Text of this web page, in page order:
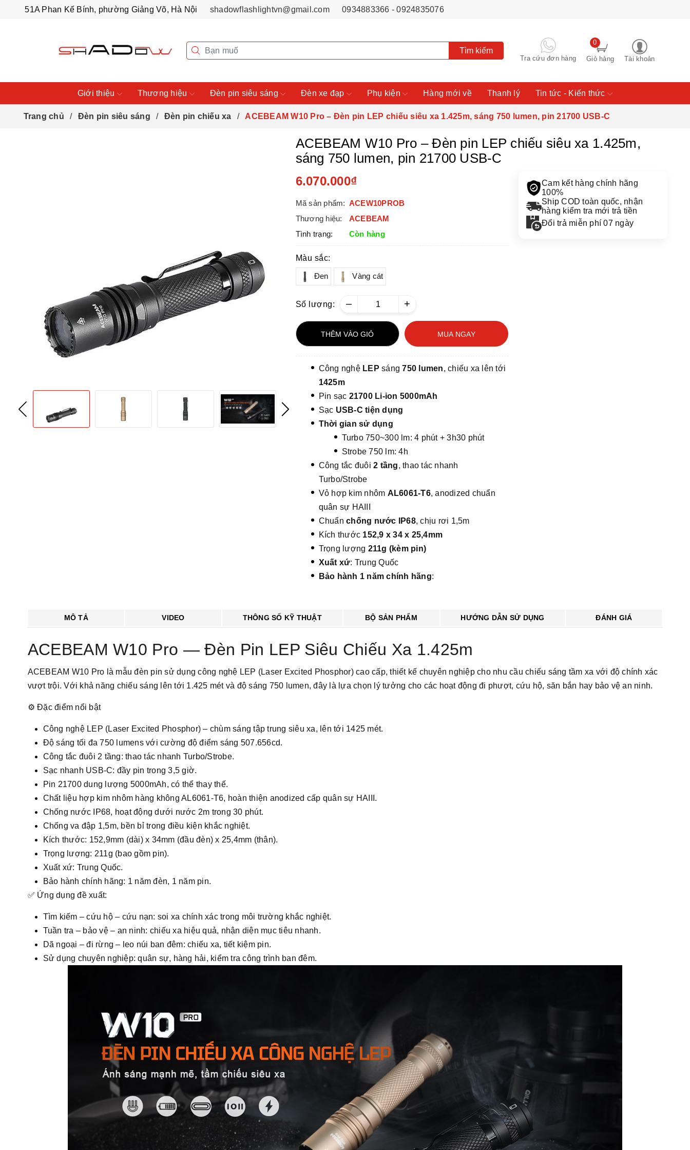
51A Phan Kế Bính, phường Giảng Võ, Hà Nội shadowflashlightvn@gmail.com 0934883366 - 0924835076
Tìm kiếm
Tài khoản
0
Giỏ hàng
Tra cứu đơn hàng
Giới thiệu Thương hiệu Đèn pin siêu sáng Đèn xe đạp Phụ kiện Hàng mới về Thanh lý Tin tức - Kiến thức
Trang chủ Đèn pin siêu sáng Đèn pin chiếu xa ACEBEAM W10 Pro – Đèn pin LEP chiếu siêu xa 1.425m, sáng 750 lumen, pin 21700 USB-C
ACEBEAM W10 Pro – Đèn pin LEP chiếu siêu xa 1.425m,
sáng 750 lumen, pin 21700 USB-C
6.070.000₫
Mã sản phẩm: ACEW10PROB
Thương hiệu:
ACEBEAM
Tình trạng:
Còn hàng
Màu sắc:
Đen Vàng cát
Số lượng: – +
THÊM VÀO GIỎ MUA NGAY
Công nghệ LEPsáng750 lumen, chiếu xa lên tới
1425m
Pin sạc 21700 Li-ion 5000mAh
Sạc USB-C tiện dụng
Thời gian sử dụng
Turbo 750~300 lm: 4 phút + 3h30 phút
Strobe 750 lm: 4h
Công tắc đuôi2 tầng, thao tác nhanh
Turbo/Strobe
Vỏ hợp kim nhôm AL6061-T6, anodized chuẩn
quân sự HAIII
Chuẩnchống nước IP68, chịu rơi 1,5m
Kích thước 152,9 x 34 x 25,4mm
Trọng lượng 211g (kèm pin)
Xuất xứ: Trung Quốc
Bảo hành 1 năm chính hãng:
Cam kết hàng chính hãng
100%
Ship COD toàn quốc, nhận
hàng kiểm tra mới trả tiền
Đổi trả miễn phí 07 ngày
MÔ TẢ VIDEO THÔNG SỐ KỸ THUẬT BỘ SẢN PHẨM HƯỚNG DẪN SỬ DỤNG ĐÁNH GIÁ
ACEBEAM W10 Pro — Đèn Pin LEP Siêu Chiếu Xa 1.425m
ACEBEAM W10 Pro là mẫu đèn pin sử dụng công nghệ LEP (Laser Excited Phosphor) cao cấp, thiết kế chuyên nghiệp cho nhu cầu chiếu sáng tầm xa với độ chính xác
vượt trội. Với khả năng chiếu sáng lên tới 1.425 mét và độ sáng 750 lumen, đây là lựa chọn lý tưởng cho các hoạt động đi phượt, cứu hộ, săn bắn hay bảo vệ an ninh.
⚙️ Đặc điểm nổi bật
Công nghệ LEP (Laser Excited Phosphor) – chùm sáng tập trung siêu xa, lên tới 1425 mét.
Độ sáng tối đa 750 lumens với cường độ điểm sáng 507.656cd.
Công tắc đuôi 2 tầng: thao tác nhanh Turbo/Strobe.
Sạc nhanh USB-C: đầy pin trong 3,5 giờ.
Pin 21700 dung lượng 5000mAh, có thể thay thế.
Chất liệu hợp kim nhôm hàng không AL6061-T6, hoàn thiện anodized cấp quân sự HAIII.
Chống nước IP68, hoạt động dưới nước 2m trong 30 phút.
Chống va đập 1,5m, bền bỉ trong điều kiện khắc nghiệt.
Kích thước: 152,9mm (dài) x 34mm (đầu đèn) x 25,4mm (thân).
Trọng lượng: 211g (bao gồm pin).
Xuất xứ: Trung Quốc.
Bảo hành chính hãng: 1 năm đèn, 1 năm pin.
✅ Ứng dụng đề xuất:
Tìm kiếm – cứu hộ – cứu nạn: soi xa chính xác trong môi trường khắc nghiệt.
Tuần tra – bảo vệ – an ninh: chiếu xa hiệu quả, nhận diện mục tiêu nhanh.
Dã ngoại – đi rừng – leo núi ban đêm: chiếu xa, tiết kiệm pin.
Sử dụng chuyên nghiệp: quân sự, hàng hải, kiểm tra công trình ban đêm.